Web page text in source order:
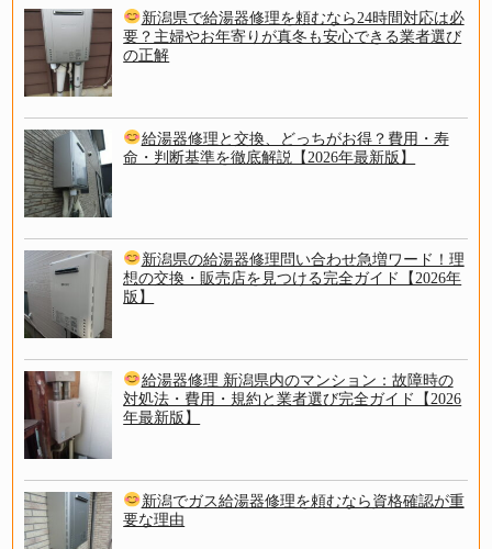
新潟県で給湯器修理を頼むなら24時間対応は必
要？主婦やお年寄りが真冬も安心できる業者選び
の正解
給湯器修理と交換、どっちがお得？費用・寿
命・判断基準を徹底解説【2026年最新版】
新潟県の給湯器修理問い合わせ急増ワード！理
想の交換・販売店を見つける完全ガイド【2026年
版】
給湯器修理 新潟県内のマンション：故障時の
対処法・費用・規約と業者選び完全ガイド【2026
年最新版】
新潟でガス給湯器修理を頼むなら資格確認が重
要な理由